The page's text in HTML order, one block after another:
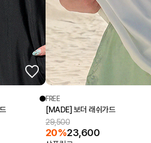
FREE
[MADE] 보더 래쉬가드
29,500
20%23,600